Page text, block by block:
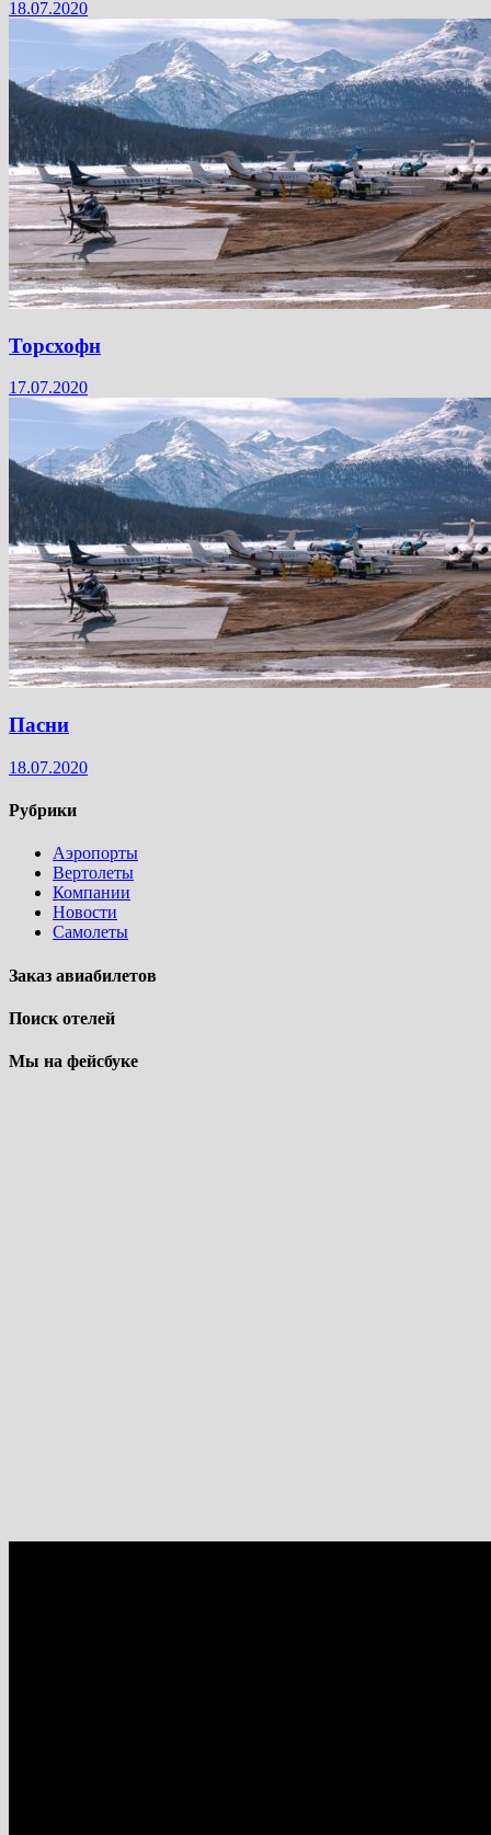
18.07.2020
Торсхофн
17.07.2020
Пасни
18.07.2020
Рубрики
Аэропорты
Вертолеты
Компании
Новости
Самолеты
Заказ авиабилетов
Поиск отелей
Мы на фейсбуке